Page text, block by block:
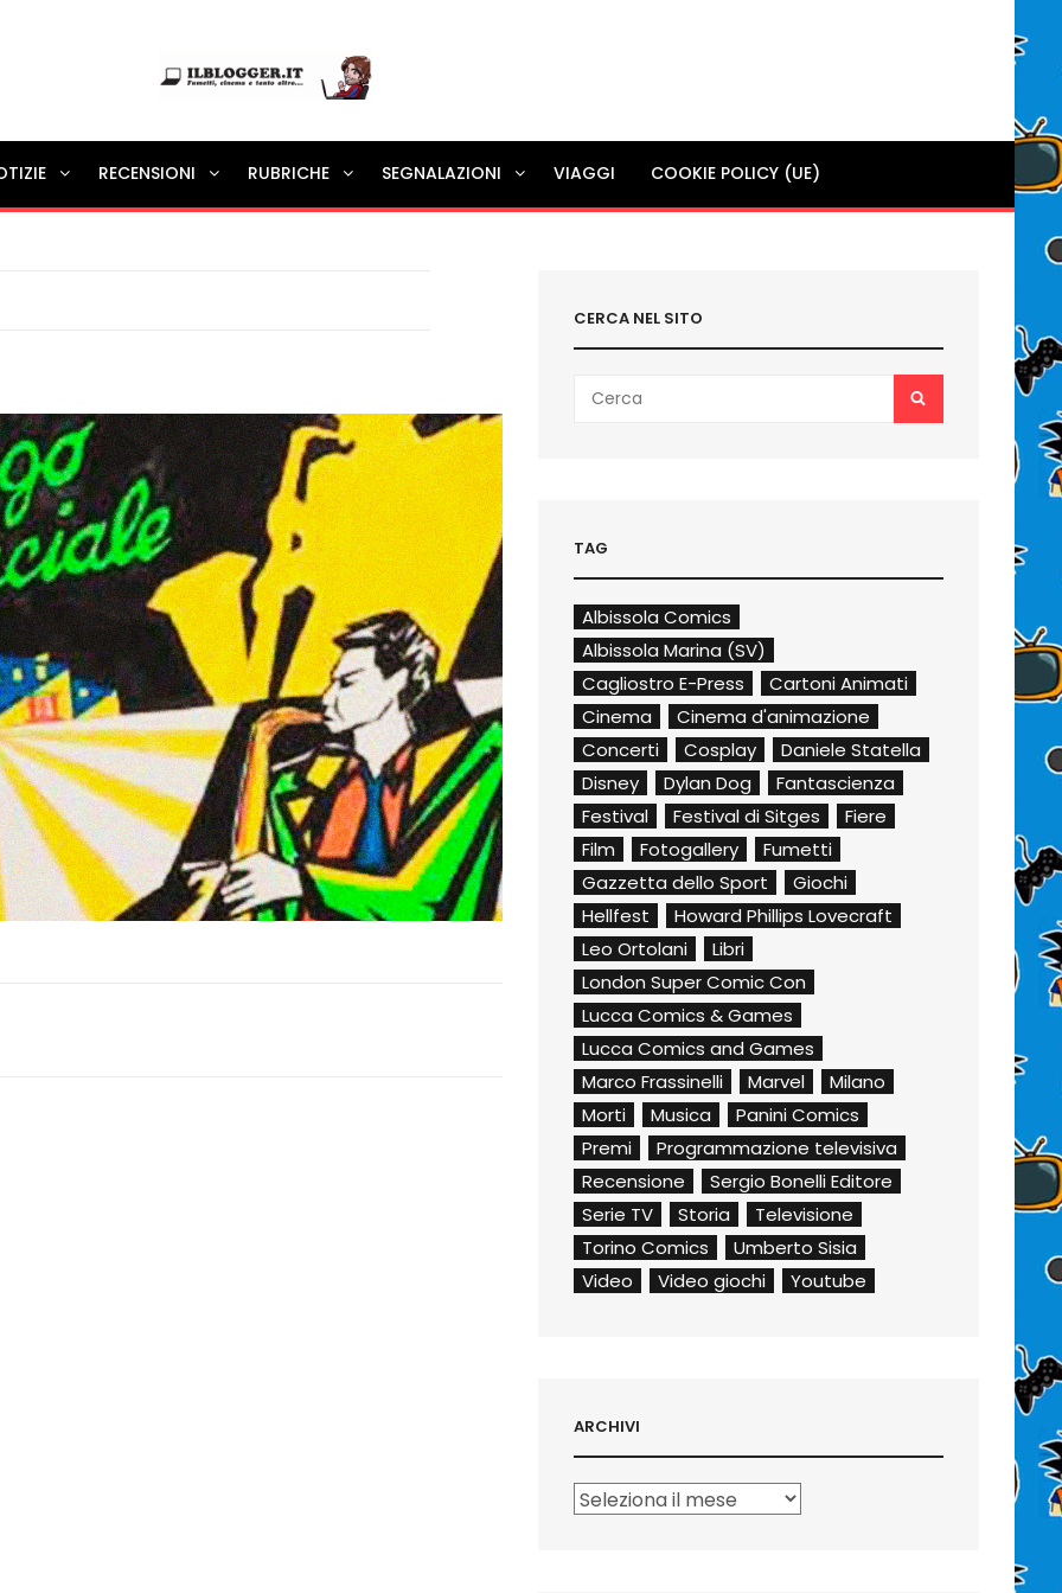
Ilblogger.it
Il portalino di blog |
RECENSIONI RUBRICHE SEGNALAZIONI VIAGGI COOKIE POLICY (UE)
CERCA NEL SITO
for:
TAG
Albissola Comics
Albissola Marina (SV)
Cagliostro E-Press
Cartoni Animati
Cinema
Cinema d'animazione
Concerti
Cosplay
Daniele Statella
Disney
Dylan Dog
Fantascienza
Festival
Festival di Sitges
Fiere
Film
Fotogallery
Fumetti
Gazzetta dello Sport
Giochi
Hellfest
Howard Phillips Lovecraft
Leo Ortolani
Libri
London Super Comic Con
Lucca Comics & Games
Lucca Comics and Games
Marco Frassinelli
Marvel
Milano
Morti
Musica
Panini Comics
Premi
Programmazione televisiva
Recensione
Sergio Bonelli Editore
Serie TV
Storia
Televisione
Torino Comics
Umberto Sisia
Video
Video giochi Youtube
ARCHIVI
Archivi